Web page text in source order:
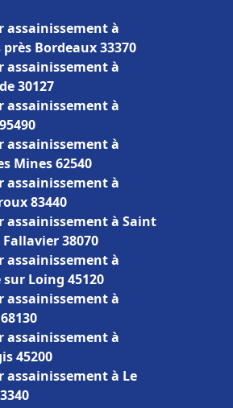
assainissement à
Bordeaux 33370
assainissement à
30127
assainissement à
assainissement à
Mines 62540
assainissement à
83440
assainissement à Saint
38070
assainissement à
Loing 45120
assainissement à
assainissement à
45200
assainissement à Le